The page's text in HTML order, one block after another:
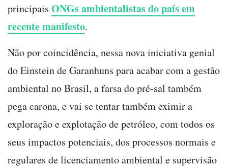
principais ONGs ambientalistas do país em
recente manifesto.
Não por coincidência, nessa nova iniciativa genial
do Einstein de Garanhuns para acabar com a gestão
ambiental no Brasil, a farsa do pré-sal também
pega carona, e vai se tentar também eximir a
exploração e explotação de petróleo, com todos os
seus impactos potenciais, dos processos normais e
regulares de licenciamento ambiental e supervisão